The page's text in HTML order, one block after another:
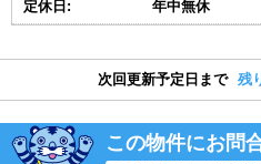
定休日: 年中無休
次回更新予定日まで 残
この物件にお問